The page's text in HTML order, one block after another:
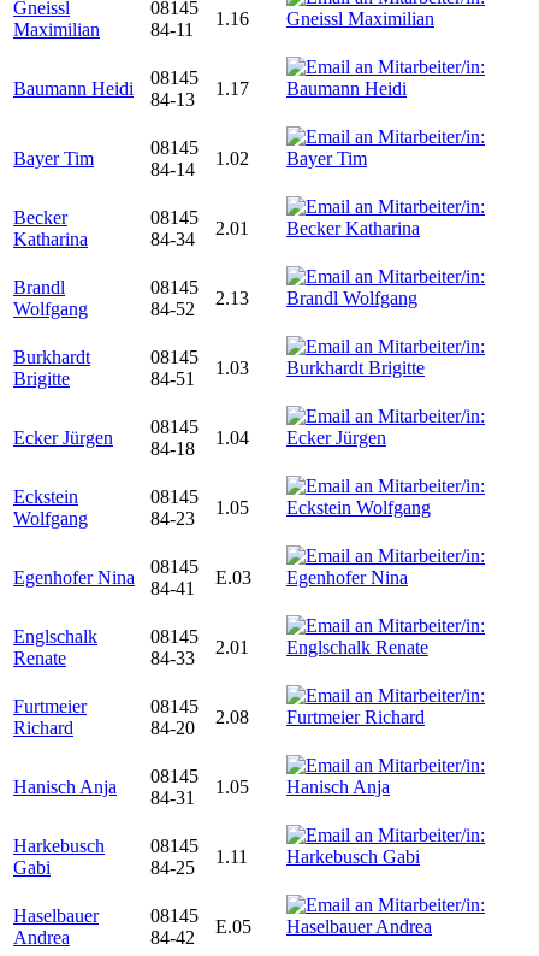
Gneissl
Maximilian
08145
84-11
1.16
Baumann Heidi
08145
84-13
1.17
Bayer Tim
08145
84-14
1.02
Becker
Katharina
08145
84-34
2.01
Brandl
Wolfgang
08145
84-52
2.13
Burkhardt
Brigitte
08145
84-51
1.03
Ecker Jürgen
08145
84-18
1.04
Eckstein
Wolfgang
08145
84-23
1.05
Egenhofer Nina
08145
84-41
E.03
Englschalk
Renate
08145
84-33
2.01
Furtmeier
Richard
08145
84-20
2.08
Hanisch Anja
08145
84-31
1.05
Harkebusch
Gabi
08145
84-25
1.11
Haselbauer
Andrea
08145
84-42
E.05